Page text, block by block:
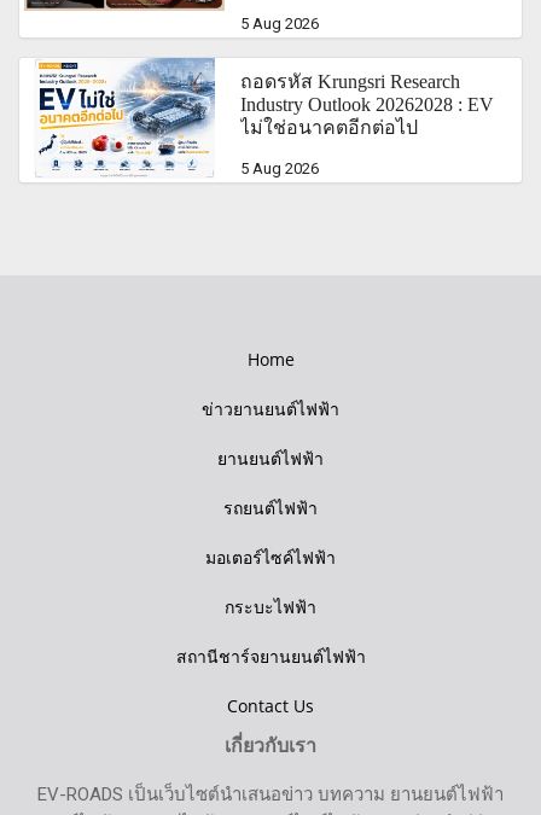
5 Aug 2026
ถอดรหัส Krungsri Research
Industry Outlook 20262028 : EV
ไม่ใช่อนาคตอีกต่อไป
5 Aug 2026
Home
ข่าวยานยนต์ไฟฟ้า
ยานยนต์ไฟฟ้า
รถยนต์ไฟฟ้า
มอเตอร์ไซค์ไฟฟ้า
กระบะไฟฟ้า
สถานีชาร์จยานยนต์ไฟฟ้า
Contact Us
เกี่ยวกับเรา
EV-ROADS เป็นเว็บไซต์นำเสนอข่าว บทความ ยานยนต์ไฟฟ้า